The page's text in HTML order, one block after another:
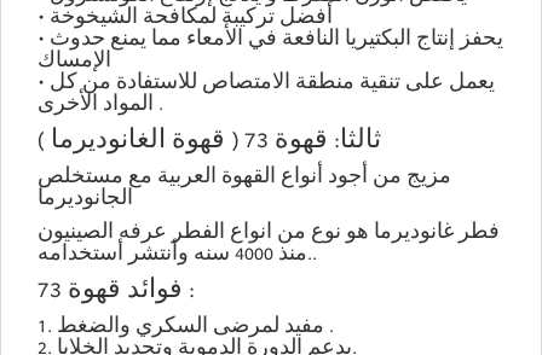
• أفضل تركيبة لمكافحة الشيخوخة
• يحفز إنتاج البكتيريا النافعة في الأمعاء مما يمنع حدوث
الإمساك
• يعمل على تنقية منطقة الامتصاص للاستفادة من كل
المواد الأخرى .
ثالثا: قهوة 73 ( قهوة الغانوديرما )
مزيج من أجود أنواع القهوة العربية مع مستخلص
الجانوديرما
فطر غانوديرما هو نوع من انواع الفطر عرفه الصينيون
منذ 4000 سنه وأنتشر أستخدامه..
فوائد قهوة 73 :
1. مفيد لمرضى السكري والضغط .